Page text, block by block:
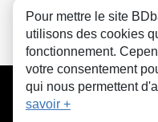
CGU FAQ
Pour mettre le site
utilisons des cookies
fonctionnement.
votre consentement
qui nous permettent
savoir +